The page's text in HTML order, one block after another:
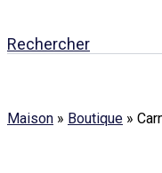
Rechercher
Maison » Boutique »